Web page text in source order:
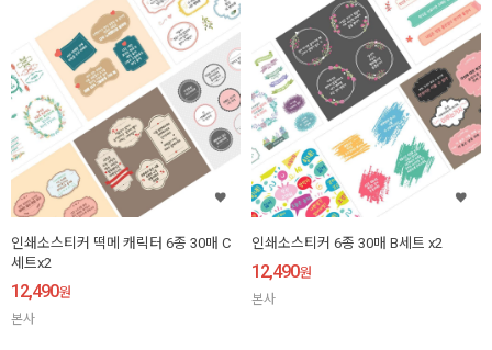
인쇄소스티커 떡메 캐릭터 6종 30매 C
세트x2
12,490원
본사
인쇄소스티커 6종 30매 B세트 x2
12,490원
본사